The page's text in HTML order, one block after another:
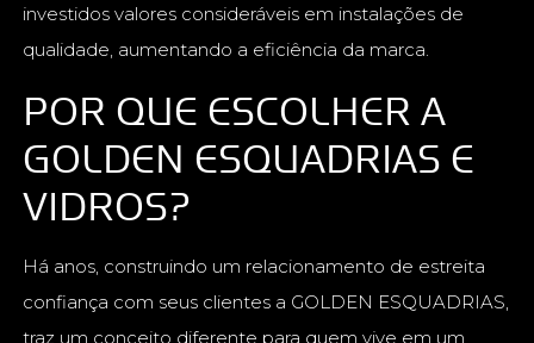
investidos valores consideráveis em instalações de
qualidade, aumentando a eficiência da marca.
POR QUE ESCOLHER A
GOLDEN ESQUADRIAS E
VIDROS?
Há anos, construindo um relacionamento de estreita
confiança com seus clientes a GOLDEN ESQUADRIAS,
traz um conceito diferente para quem vive em um